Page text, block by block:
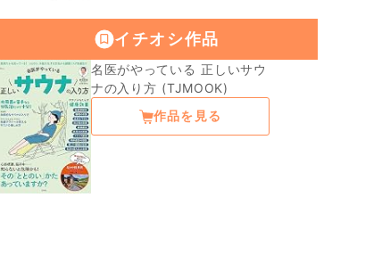
イチオシ作品
名医がやっている 正しいサウ
ナの入り方 (TJMOOK)
作品を見る